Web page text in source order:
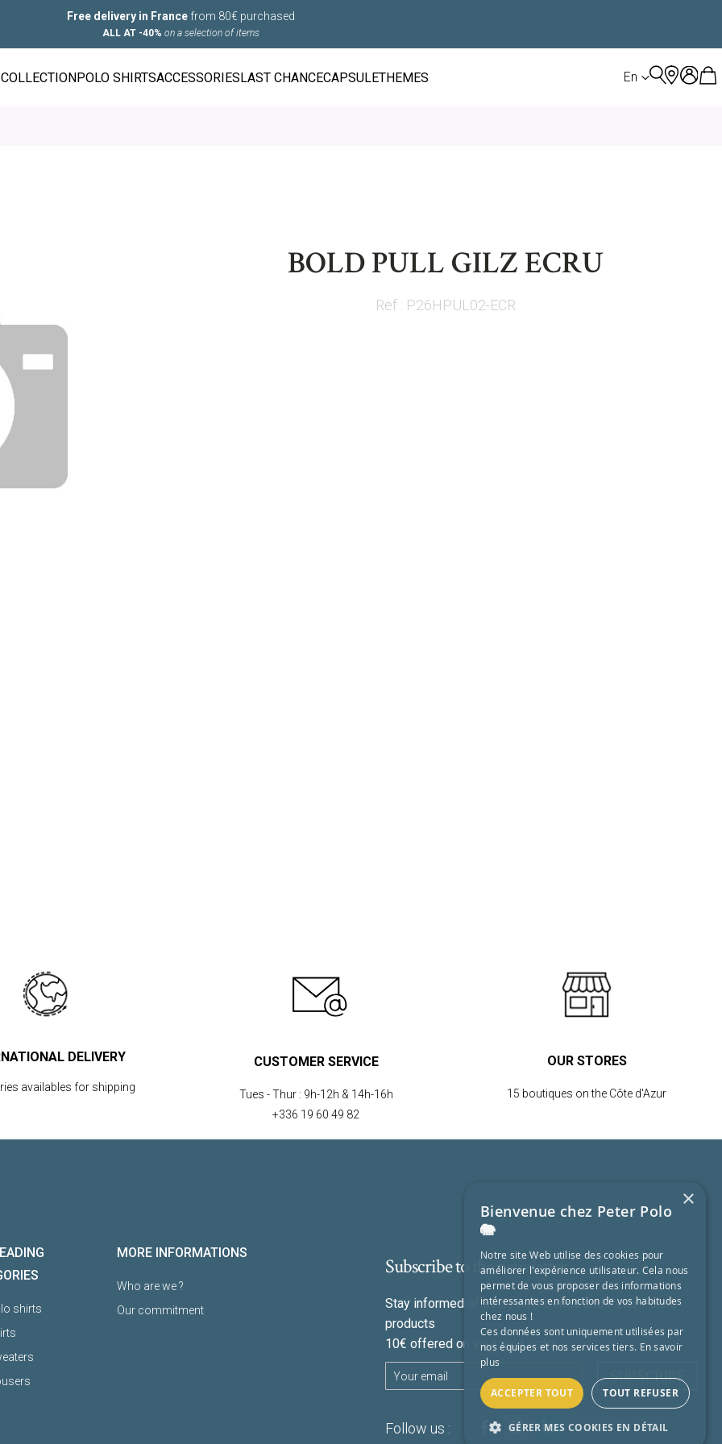
Free delivery in Francefrom 80€ purchased
ALL AT -40% on a selection of items
COLLECTION POLO SHIRTSACCESSORIES LAST CHANCECAPSULETHEMES LANGUAGE
En
BOLD PULL GILZ ECRU
Ref : P26HPUL02-ECR
DELIVERY
availables for shipping
CUSTOMER SERVICE
Tues - Thur : 9h-12h & 14h-16h
+336 19 60 49 82
OUR STORES
15 boutiques on the Côte d'Azur
shirts
MORE INFORMATIONS
Who are we ?
Our commitment
Subscribe to the newsletter
Stay informed of every new trends and Peter Polo's
products
10€ offered on your next order
SUBSCRIBE
Follow us :
×
Bienvenue chez Peter Polo
🐘
Notre site Web utilise des cookies pour
améliorer l'expérience utilisateur. Cela nous
permet de vous proposer des informations
intéressantes en fonction de vos habitudes
chez nous !
Ces données sont uniquement utilisées par
nos équipes et nos services tiers. En savoir
plus
ACCEPTER TOUT TOUT REFUSER
GÉRER MES COOKIES EN DÉTAIL